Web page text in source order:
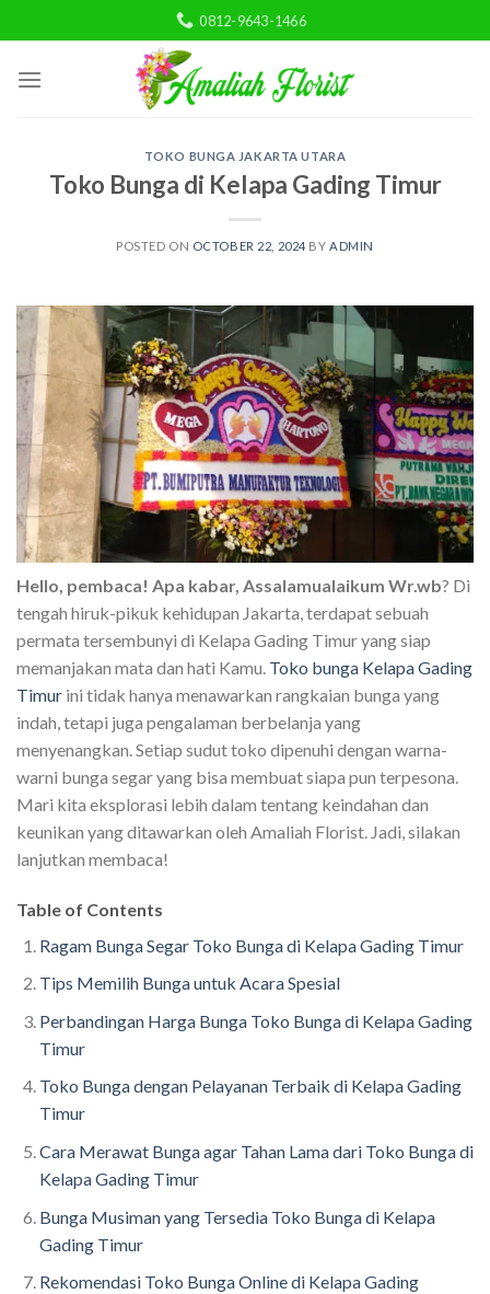
to
content
0812-9643-1466
TOKO BUNGA JAKARTA UTARA
Toko Bunga di Kelapa Gading Timur
POSTED ON OCTOBER 22, 2024 BY ADMIN
Hello, pembaca! Apa kabar, Assalamualaikum Wr.wb? Di
tengah hiruk-pikuk kehidupan Jakarta, terdapat sebuah
permata tersembunyi di Kelapa Gading Timur yang siap
memanjakan mata dan hati Kamu. Toko bunga Kelapa Gading
Timur ini tidak hanya menawarkan rangkaian bunga yang
indah, tetapi juga pengalaman berbelanja yang
menyenangkan. Setiap sudut toko dipenuhi dengan warna-
warni bunga segar yang bisa membuat siapa pun terpesona.
Mari kita eksplorasi lebih dalam tentang keindahan dan
keunikan yang ditawarkan oleh Amaliah Florist. Jadi, silakan
lanjutkan membaca!
Table of Contents
Ragam Bunga Segar Toko Bunga di Kelapa Gading Timur
Tips Memilih Bunga untuk Acara Spesial
Perbandingan Harga Bunga Toko Bunga di Kelapa Gading
Timur
Toko Bunga dengan Pelayanan Terbaik di Kelapa Gading
Timur
Cara Merawat Bunga agar Tahan Lama dari Toko Bunga di
Kelapa Gading Timur
Bunga Musiman yang Tersedia Toko Bunga di Kelapa
Gading Timur
Rekomendasi Toko Bunga Online di Kelapa Gading